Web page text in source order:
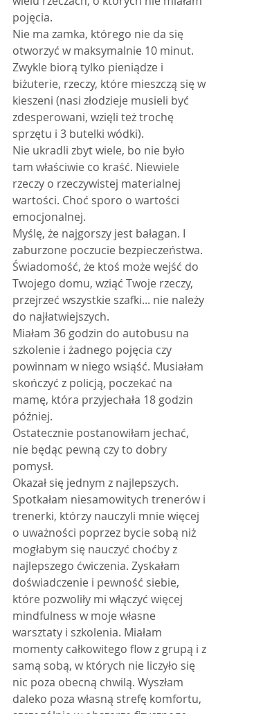
pojęcia.
Nie ma zamka, którego nie da się
otworzyć w maksymalnie 10 minut.
Zwykle biorą tylko pieniądze i
biżuterie, rzeczy, które mieszczą się w
kieszeni (nasi złodzieje musieli być
zdesperowani, wzięli też trochę
sprzętu i 3 butelki wódki).
Nie ukradli zbyt wiele, bo nie było
tam właściwie co kraść. Niewiele
rzeczy o rzeczywistej materialnej
wartości. Choć sporo o wartości
emocjonalnej.
Myślę, że najgorszy jest bałagan. I
zaburzone poczucie bezpieczeństwa.
Świadomość, że ktoś może wejść do
Twojego domu, wziąć Twoje rzeczy,
przejrzeć wszystkie szafki... nie należy
do najłatwiejszych.
Miałam 36 godzin do autobusu na
szkolenie i żadnego pojęcia czy
powinnam w niego wsiąść. Musiałam
skończyć z policją, poczekać na
mamę, która przyjechała 18 godzin
później.
Ostatecznie postanowiłam jechać,
nie będąc pewną czy to dobry
pomysł.
Okazał się jednym z najlepszych.
Spotkałam niesamowitych trenerów i
trenerki, którzy nauczyli mnie więcej
o uważności poprzez bycie sobą niż
mogłabym się nauczyć choćby z
najlepszego ćwiczenia. Zyskałam
doświadczenie i pewność siebie,
które pozwoliły mi włączyć więcej
mindfulness w moje własne
warsztaty i szkolenia. Miałam
momenty całkowitego flow z grupą i z
samą sobą, w których nie liczyło się
nic poza obecną chwilą. Wyszłam
daleko poza własną strefę komfortu,